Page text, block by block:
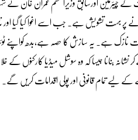
جانے پر بہت تشویش ہے۔ جب اسے اغوا کیا گیا
نازک ہے۔ یہ سازش کا حصہ ہے،بدھ کواپنے
بنانا جیسا کہ وہ سوشل میڈیا کارکنوں
لیے تمام قانونی اور پولی اقدامات کریں گے۔